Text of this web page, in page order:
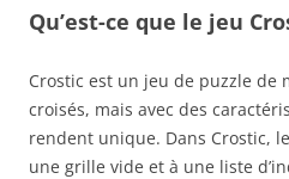
Qu’est-ce que le jeu
Crostic est un jeu de puzzle de
croisés, mais avec des
rendent unique. Dans Crostic,
une grille vide et à une liste